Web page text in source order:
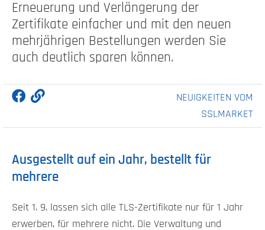
Erneuerung und Verlängerung der
Zertifikate einfacher und mit den neuen
mehrjährigen Bestellungen werden Sie
auch deutlich sparen können.
NEUIGKEITEN VOM
SSLMARKET
Ausgestellt auf ein Jahr, bestellt für
mehrere
Seit 1. 9. lassen sich alle TLS-Zertifikate nur für 1 Jahr
erwerben, für mehrere nicht. Die Verwaltung und